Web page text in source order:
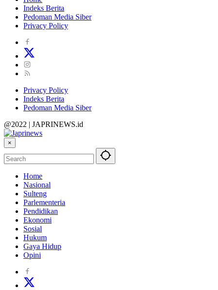
Indeks Berita
Pedoman Media Siber
Privacy Policy
Privacy Policy
Indeks Berita
Pedoman Media Siber
@2022 | JAPRINEWS.id
×
Home
Nasional
Sulteng
Parlementeria
Pendidikan
Ekonomi
Sosial
Hukum
Gaya Hidup
Opini